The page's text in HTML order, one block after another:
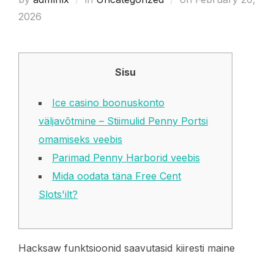
2026
Sisu
Ice casino boonuskonto
väljavõtmine – Stiimulid Penny Portsi
omamiseks veebis
Parimad Penny Harborid veebis
Mida oodata täna Free Cent
Slots'ilt?
Hacksaw funktsioonid saavutasid kiiresti maine